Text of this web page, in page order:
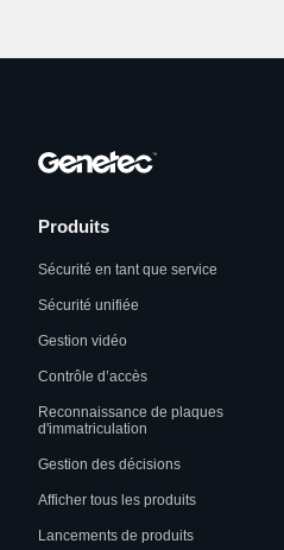
Produits
Sécurité en tant que service
Sécurité unifiée
Gestion vidéo
Contrôle d’accès
Reconnaissance de plaques
d'immatriculation
Gestion des décisions
Afficher tous les produits
Lancements de produits